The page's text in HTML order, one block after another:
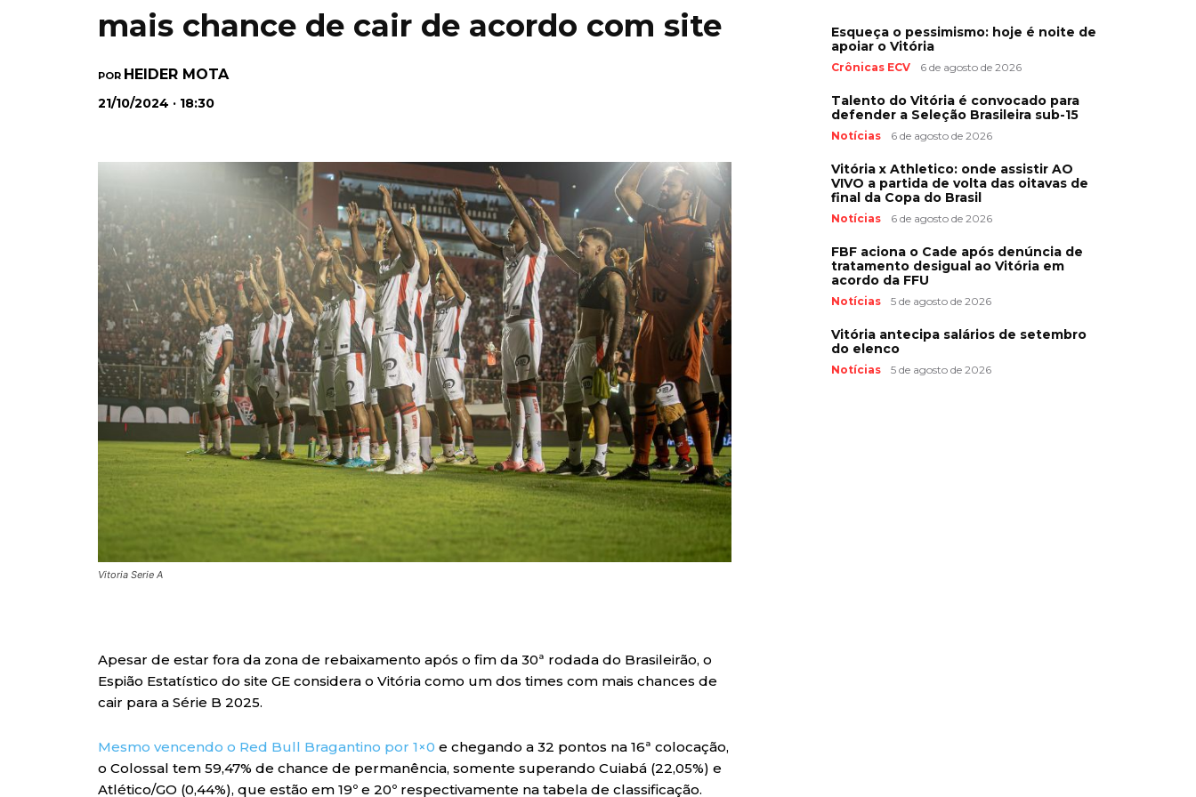
mais chance de cair de acordo com site
POR HEIDER MOTA
21/10/2024 · 18:30
Vitoria Serie A
Apesar de estar fora da zona de rebaixamento após o fim da 30ª rodada do Brasileirão, o
Espião Estatístico do site GE considera o Vitória como um dos times com mais chances de
cair para a Série B 2025.
Mesmo vencendo o Red Bull Bragantino por 1×0 e chegando a 32 pontos na 16ª colocação,
o Colossal tem 59,47% de chance de permanência, somente superando Cuiabá (22,05%) e
Atlético/GO (0,44%), que estão em 19º e 20º respectivamente na tabela de classificação.
Esqueça o pessimismo: hoje é noite de
apoiar o Vitória
Crônicas ECV 6 de agosto de 2026
Talento do Vitória é convocado para
defender a Seleção Brasileira sub-15
Notícias 6 de agosto de 2026
Vitória x Athletico: onde assistir AO
VIVO a partida de volta das oitavas de
final da Copa do Brasil
Notícias 6 de agosto de 2026
FBF aciona o Cade após denúncia de
tratamento desigual ao Vitória em
acordo da FFU
Notícias 5 de agosto de 2026
Vitória antecipa salários de setembro
do elenco
Notícias 5 de agosto de 2026